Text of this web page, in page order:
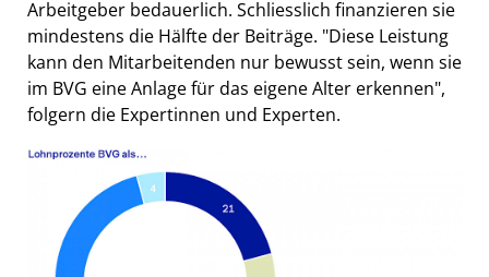
Arbeitgeber bedauerlich. Schliesslich finanzieren sie
mindestens die Hälfte der Beiträge. "Diese Leistung
kann den Mitarbeitenden nur bewusst sein, wenn sie
im BVG eine Anlage für das eigene Alter erkennen",
folgern die Expertinnen und Experten.